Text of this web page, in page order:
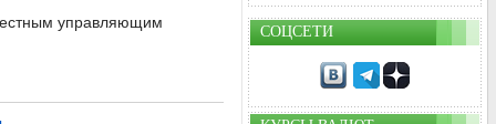
управляющим
СОЦСЕТИ